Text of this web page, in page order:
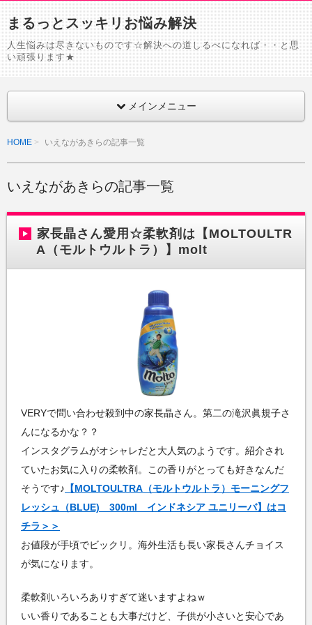
まるっとスッキリお悩み解決
人生悩みは尽きないものです☆解決への道しるべになれば・・と思
い頑張ります★
メインメニュー
HOME いえながあきらの記事一覧
いえながあきらの記事一覧
家長晶さん愛用☆柔軟剤は【MOLTOULTR
A（モルトウルトラ）】molt
VERYで問い合わせ殺到中の家長晶さん。第二の滝沢眞規子さ
んになるかな？？
インスタグラムがオシャレだと大人気のようです。紹介され
ていたお気に入りの柔軟剤。この香りがとっても好きなんだ
そうです♪ 【MOLTOULTRA（モルトウルトラ）モーニングフ
レッシュ（BLUE) 300ml インドネシア ユニリーバ】はコ
チラ＞＞
お値段が手頃でビックリ。海外生活も長い家長さんチョイス
が気になります。
柔軟剤いろいろありすぎて迷いますよねｗ
いい香りであることも大事だけど、子供が小さいと安心であ